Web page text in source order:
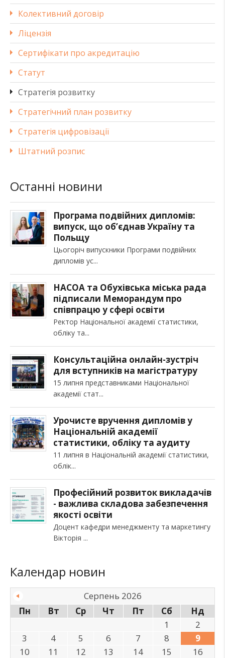
Колективний договір
Ліцензія
Сертифікати про акредитацію
Статут
Стратегія розвитку
Стратегічний план розвитку
Стратегія цифровізації
Штатний розпис
Останні новини
Програма подвійних дипломів:
випуск, що об’єднав Україну та
Польщу
Цьогоріч випускники Програми подвійних
дипломів ус
НАСОА та Обухівська міська рада
підписали Меморандум про
співпрацю у сфері освіти
Ректор Національної академії статистики,
обліку та
Консультаційна онлайн-зустріч
для вступників на магістратуру
15 липня представниками Національної
академії стат
Урочисте вручення дипломів у
Національній академії
статистики, обліку та аудиту
11 липня в Національній академії статистики,
облік
Професійний розвиток викладачів
- важлива складова забезпечення
якості освіти
Доцент кафедри менеджменту та маркетингу
Вікторія
Календар новин
Серпень 2026
Пн
Вт Ср Чт Пт Сб
Нд
1
2
3
4 5 6 7 8
9
10
11 12 13 14 15
16